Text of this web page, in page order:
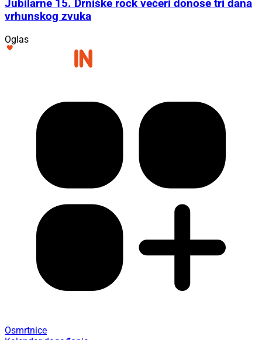
Jubilarne 15. Drniške rock večeri donose tri dana
vrhunskog zvuka
Oglas
Osmrtnice